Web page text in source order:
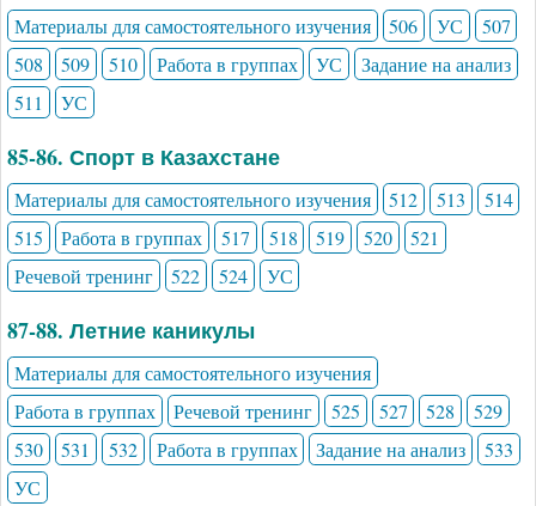
Материалы для самостоятельного изучения 506 УС
507
508
509 510 Работа в группах УС
Задание на анализ
511
УС
85-86. Спорт в Казахстане
Материалы для самостоятельного изучения 512 513
514
515
Работа в группах 517 518 519 520
521
Речевой тренинг
522 524 УС
87-88. Летние каникулы
Материалы для самостоятельного изучения
Работа в группах
Речевой тренинг 525 527 528
529
530
531 532 Работа в группах Задание на анализ
533
УС